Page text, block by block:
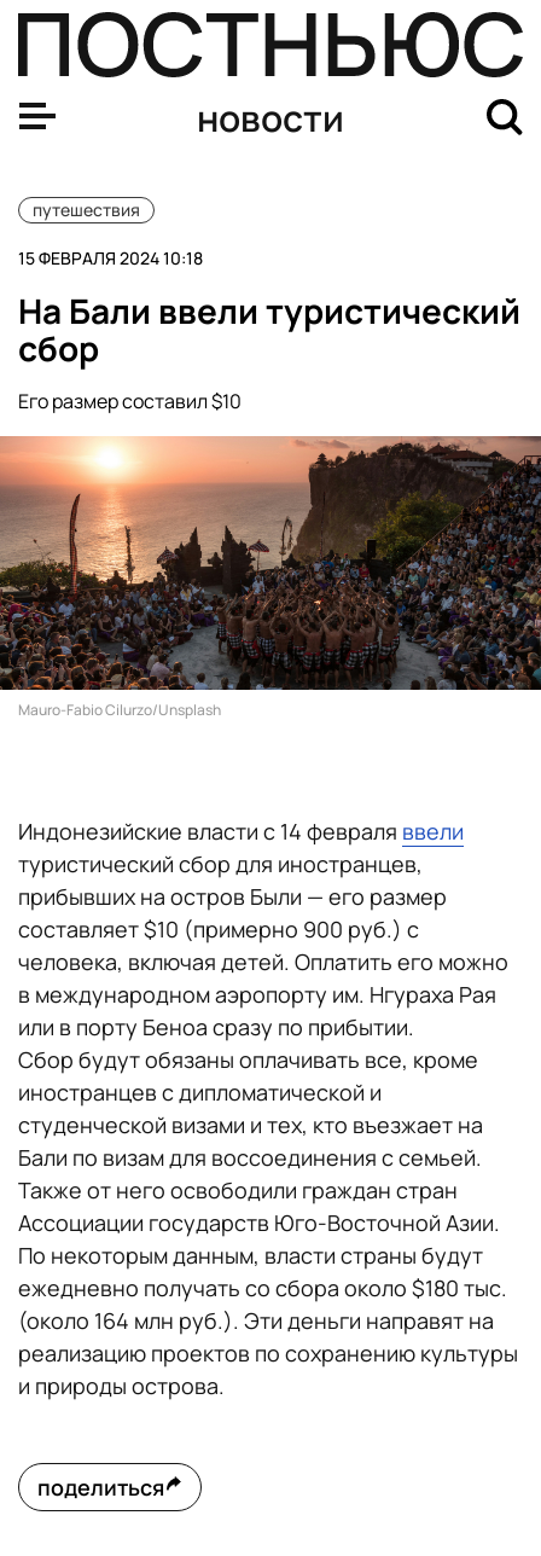
новости
путешествия
15 ФЕВРАЛЯ 2024 10:18
На Бали ввели туристический
сбор
Его размер составил $10
Mauro-Fabio Cilurzo/Unsplash
Индонезийские власти с 14 февраля ввели
туристический сбор для иностранцев,
прибывших на остров Были — его размер
составляет $10 (примерно 900 руб.) с
человека, включая детей. Оплатить его можно
в международном аэропорту им. Нгураха Рая
или в порту Беноа сразу по прибытии.
Сбор будут обязаны оплачивать все, кроме
иностранцев с дипломатической и
студенческой визами и тех, кто въезжает на
Бали по визам для воссоединения с семьей.
Также от него освободили граждан стран
Ассоциации государств Юго-Восточной Азии.
По некоторым данным, власти страны будут
ежедневно получать со сбора около $180 тыс.
(около 164 млн руб.). Эти деньги направят на
реализацию проектов по сохранению культуры
и природы острова.
поделиться
Правительство РФ разрешит регистрацию в